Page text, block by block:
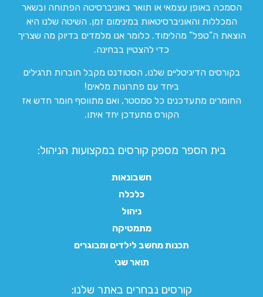
הסמכה באופן עצמאי או תואר באוניברסיטה הפתוחה ובשאר
המכללות והאוניברסיטאות במינימום זמן. השיטה שלנו היא
הוצאת ה”טפל” מהלימוד. כלומר אנו מלמדים בדיוק מה שצריך
כדי להצטיין בבחינה.
בקורסים הדיגיטליים שלנו, הסטודנט מקבל חוברות תרגילים
ביחד עם פתרונות מלאים!
החומרים מתעדכנים כל סמסטר, ואם מתווסף חומר חדש אז
הקורס מתעדכן יחד איתו.
בית הספר מספק קורסים במקצועות הניהול:
חשבונאות
כלכלה
ניהול
מתמטיקה
תכנות מחשב לילדים ומבוגרים
תואר שני
קורסים נבחרים באתר שלנו:​